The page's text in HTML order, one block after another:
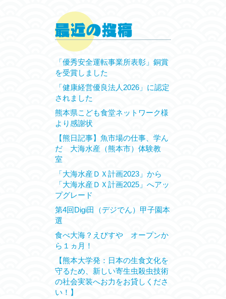
「優秀安全運転事業所表彰」銅賞
を受賞しました
「健康経営優良法人2026」に認定
されました
熊本県こども食堂ネットワーク様
より感謝状
【熊日記事】魚市場の仕事、学ん
だ 大海水産（熊本市）体験教
室
「大海水産ＤＸ計画2023」から
「大海水産ＤＸ計画2025」へアッ
プグレード
第4回Digi田（デジでん）甲子園本
選
食べ大海？えびすや オープンか
ら１ヵ月！
【熊本大学発：日本の生食文化を
守るため、新しい寄生虫殺虫技術
の社会実装へお力をお貸しくださ
い！】